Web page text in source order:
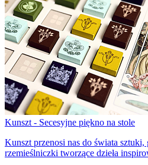
Kunszt - Secesyjne piękno na stole
Kunszt przenosi nas do świata
rzemieślniczki tworzące dzieła